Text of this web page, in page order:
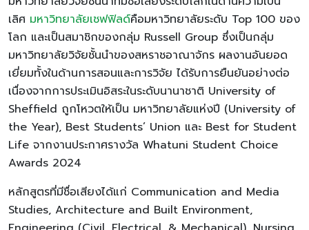
เลิศ มหาวิทยาลัยเชฟฟิลด์คือมหาวิทยาลัยระดับ Top 100 ของ
โลก และเป็นสมาชิกของกลุ่ม Russell Group ซึ่งเป็นกลุ่ม
มหาวิทยาลัยวิจัยชั้นนำของสหราชอาณาจักร ผลงานอันยอด
เยี่ยมทั้งในด้านการสอนและการวิจัย ได้รับการยืนยันอย่างต่อ
เนื่องจากการประเมินอิสระในระดับนานาชาติ University of
Sheffield ถูกโหวตให้เป็น มหาวิทยาลัยแห่งปี (University of
the Year), Best Students’ Union และ Best for Student
Life จากงานประกาศรางวัล Whatuni Student Choice
Awards 2024
หลักสูตรที่มีชื่อเสียงได้แก่ Communication and Media
Studies, Architecture and Built Environment,